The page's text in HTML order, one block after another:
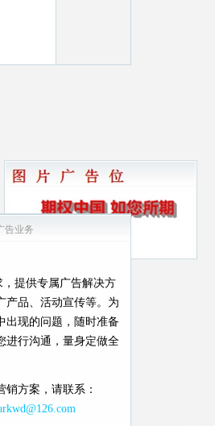
提供专属广告解决方
产品、活动宣传等。为
出现的问题，随时准备
进行沟通，量身定做全
方案，请联系：
告业务